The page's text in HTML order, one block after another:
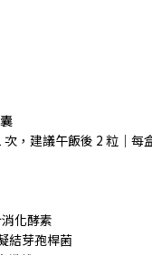
，建議午飯後 2 粒｜每
化酵素
結芽孢桿菌